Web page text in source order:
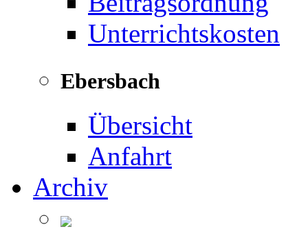
Unterrichtskosten
Ebersbach
Übersicht
Anfahrt
Archiv